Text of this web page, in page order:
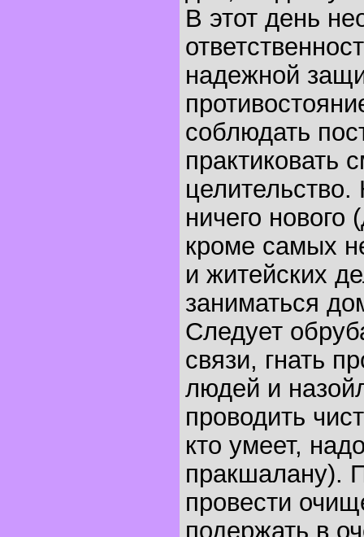
В этот день
надежной
соблюдать
практиковать
целительство.
ничего нового
кроме самых
и житейских
заниматься
Следует
связи, гнать
людей и
проводить
кто умеет,
пракшалану).
провести
подержать в